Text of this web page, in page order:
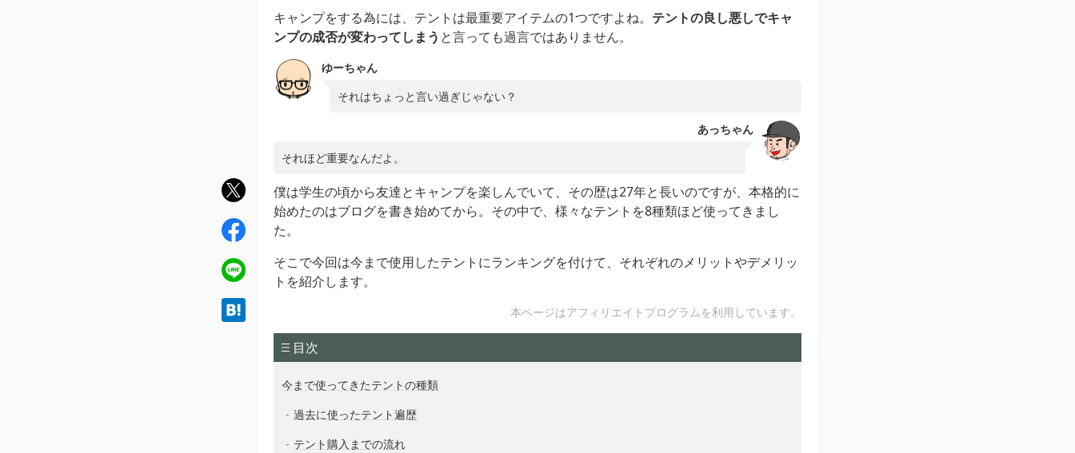
キャンプをする為には、テントは最重要アイテムの1つですよね。 テントの良し悪しでキャ
ンプの成否が変わってしまう と言っても過言ではありません。
ゆーちゃん
それはちょっと言い過ぎじゃない？
あっちゃん
それほど重要なんだよ。
僕は学生の頃から友達とキャンプを楽しんでいて、その歴は27年と長いのですが、本格的に
始めたのはブログを書き始めてから。その中で、様々なテントを8種類ほど使ってきまし
た。
そこで今回は今まで使用したテントにランキングを付けて、それぞれのメリットやデメリッ
トを紹介します。
本ページはアフィリエイトプログラムを利用しています。
目次
今まで使ってきたテントの種類
過去に使ったテント遍歴
テント購入までの流れ
twit
ter
fac
ebo
ok
line
hat
ena